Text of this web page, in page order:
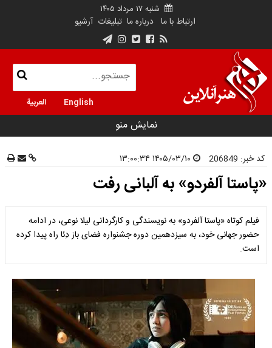
شنبه ۱۷ مرداد ۱۴۰۵
ارتباط با ما درباره ما تبلیغات آرشیو
English العربية
نمایش منو
کد خبر: 206849
«پاستا آلفردو» به آلبانی رفت
فیلم کوتاه «پاستا آلفردو» به نویسندگی و کارگردانی لیلا نوعی، در ادامه
حضور جهانی خود، به سیزدهمین دوره جشنواره فضای باز دِئا راه پیدا کرده
است.